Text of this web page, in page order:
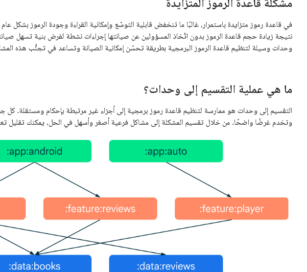
مشكلة قاعدة الرموز المتزايدة
في قاعدة رموز متزايدة باستمرار، غالبًا ما تنخفض قابلية التوسّع وإمكانية القراءة وجودة الرموز بشكل
نتيجة زيادة حجم قاعدة الرموز بدون اتّخاذ المسؤولين عن صيانتها إجراءات نشطة لفرض بنية تسهل
وحدات وسيلة لتنظيم قاعدة الرموز البرمجية بطريقة تحسّن إمكانية الصيانة وتساعد في تجنُّب هذه
ما هي عملية التقسيم إلى وحدات؟
التقسيم إلى وحدات هو ممارسة لتنظيم قاعدة رموز برمجية إلى أجزاء غير مرتبطة بإحكام ومستقلة.
وتخدم غرضًا واضحًا. من خلال تقسيم المشكلة إلى مشاكل فرعية أصغر وأسهل في الحل، يمكنك تقليل